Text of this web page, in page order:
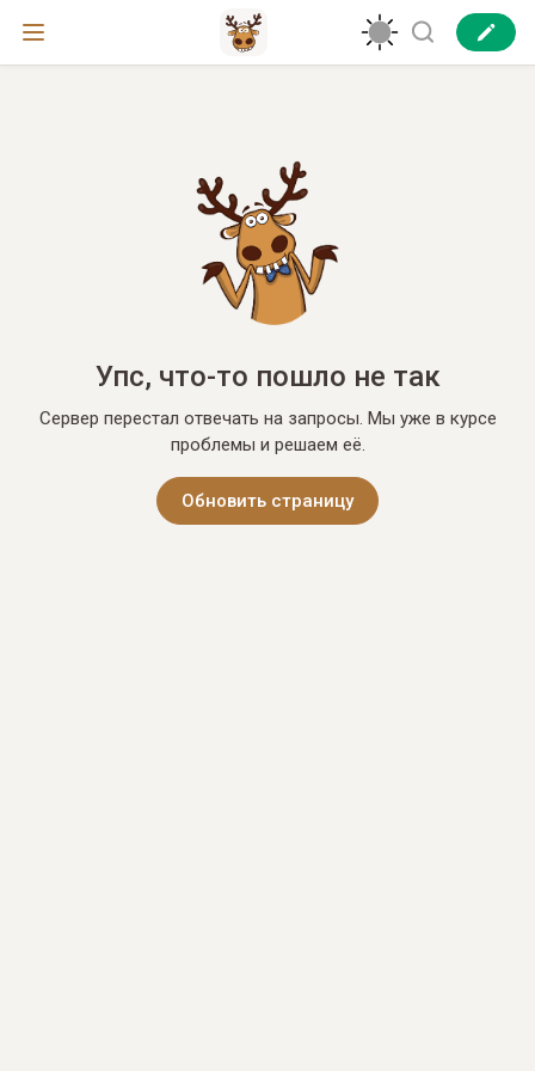
Упс, что-то пошло не так
Сервер перестал отвечать на запросы. Мы уже в курсе
проблемы и решаем её.
Обновить страницу